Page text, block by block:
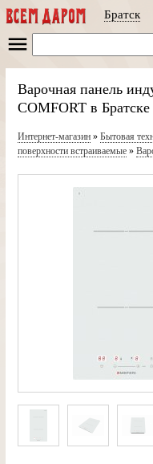
Братск
Варочная панель
COMFORT в Братске
Интернет-магазин» Бытовая
поверхности встраиваемые»